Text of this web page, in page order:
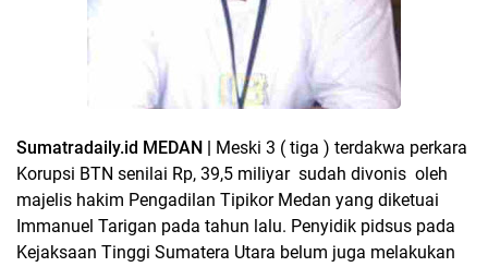
Sumatradaily.id MEDAN | Meski 3 ( tiga ) terdakwa perkara
Korupsi BTN senilai Rp, 39,5 miliyar sudah divonis oleh
majelis hakim Pengadilan Tipikor Medan yang diketuai
Immanuel Tarigan pada tahun lalu. Penyidik pidsus pada
Kejaksaan Tinggi Sumatera Utara belum juga melakukan